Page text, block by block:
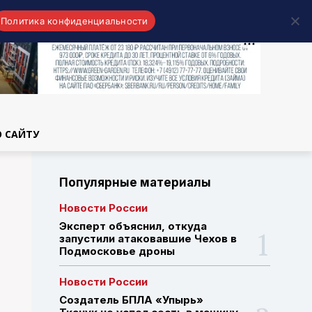
САЙТУ
Популярные материалы
Новости России
Эксперт объяснил, откуда
запустили атаковавшие Чехов в
Подмосковье дроны
Новости России
Создатель БПЛА «Упырь»
Политика конфиденциальности